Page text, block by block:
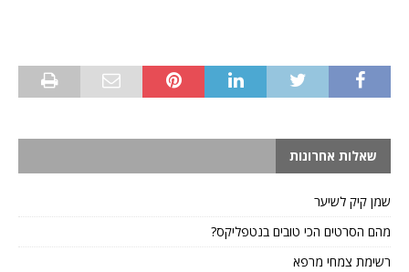
שאלות אחרונות
שמן קיק לשיער
מהם הסרטים הכי טובים בנטפליקס?
רשימת צמחי מרפא